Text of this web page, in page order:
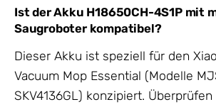
Ist der Akku H18650CH-4S1P mit
Saugroboter kompatibel?
Dieser Akku ist speziell für den
Vacuum Mop Essential (Modelle
SKV4136GL) konzipiert.